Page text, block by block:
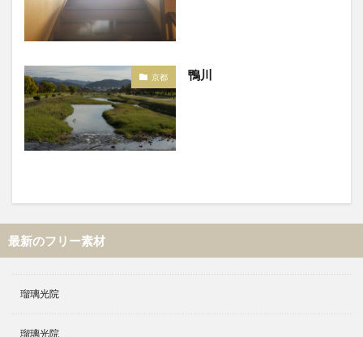
京都 鴨川
最新のフリー素材
瑠璃光院
瑠璃光院